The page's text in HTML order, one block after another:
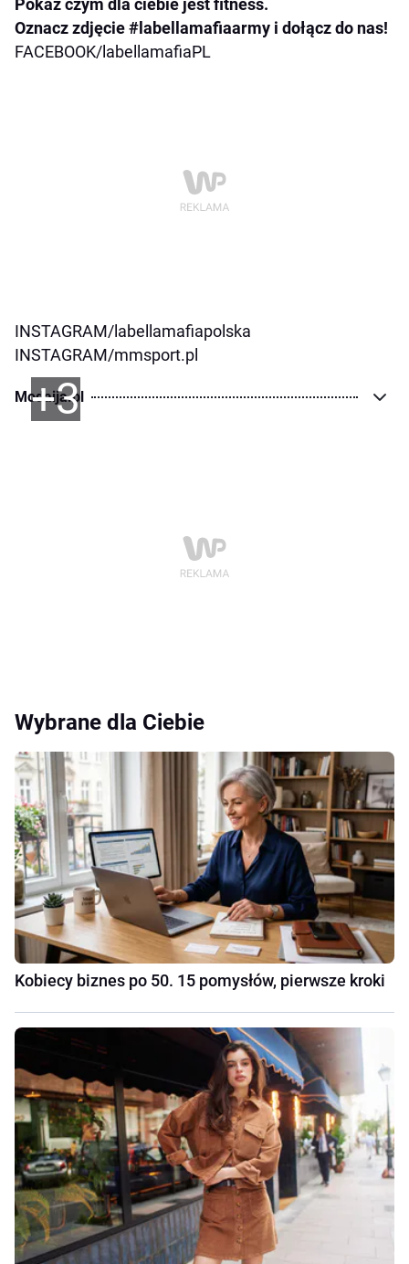
Pokaż czym dla ciebie jest fitness.
Oznacz zdjęcie #labellamafiaarmy i dołącz do nas!
FACEBOOK/labellamafiaPL
INSTAGRAM/labellamafiapolska
INSTAGRAM/mmsport.pl
+3
Modaija.pl
Wybrane dla Ciebie
Kobiecy biznes po 50. 15 pomysłów, pierwsze kroki